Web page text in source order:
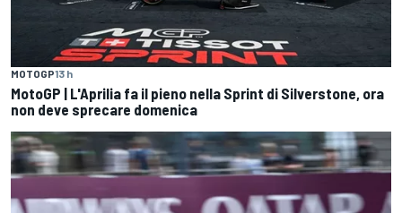
MOTOGP13 h
MotoGP | L'Aprilia fa il pieno nella Sprint di Silverstone, ora
non deve sprecare domenica